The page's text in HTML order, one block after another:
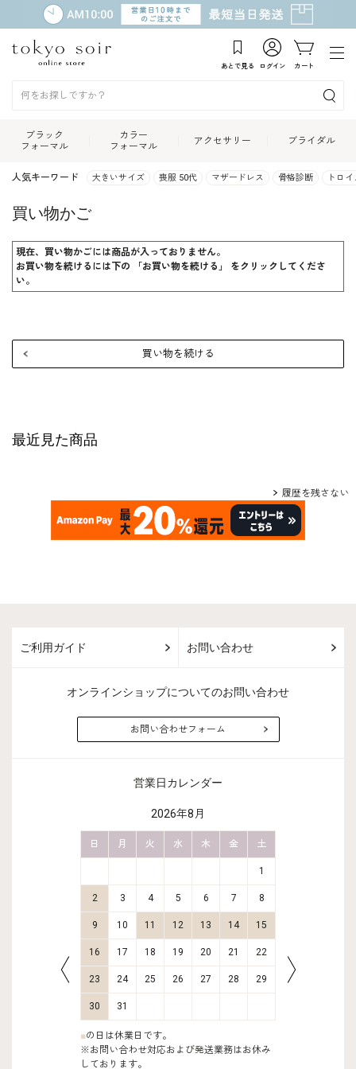
あとで見る ログイン カート
ブラック
フォーマル
カラー
フォーマル
アクセサリー ブライダル
人気キーワード 大きいサイズ 喪服 50代 マザードレス 骨格診断 トロ
買い物かご
現在、買い物かごには商品が入っておりません。
お買い物を続けるには下の 「お買い物を続ける」 をクリックしてくださ
い。
買い物を続ける
最近見た商品
履歴を残さない
ご利用ガイド お問い合わせ
オンラインショップについてのお問い合わせ
お問い合わせフォーム
営業日カレンダー
2026年8月
日 月 火 水 木 金 土
1
2 3 4 5 6 7 8
9 10 11 12 13 14 15
16 17 18 19 20 21 22
23 24 25 26 27 28 29
30 31
■の日は休業日です。
※お問い合わせ対応および発送業務はお休み
しております。